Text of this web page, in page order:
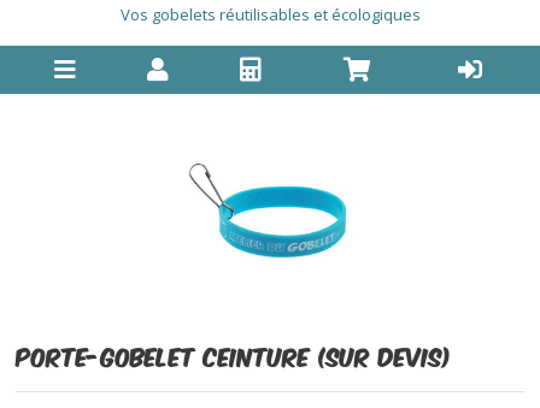
Vos gobelets réutilisables et écologiques
Porte-gobelet ceinture (sur devis)